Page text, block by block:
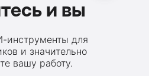
инструменты для
и значительно
вашу работу.
и вы